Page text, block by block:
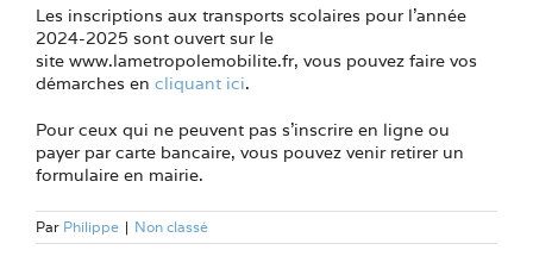
Les inscriptions aux transports scolaires pour l’année
2024-2025 sont ouvert sur le
site www.lametropolemobilite.fr, vous pouvez faire vos
démarches en cliquant ici.
Pour ceux qui ne peuvent pas s’inscrire en ligne ou
payer par carte bancaire, vous pouvez venir retirer un
formulaire en mairie.
Par Philippe | Non classé